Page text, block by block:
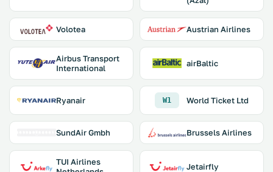
Volotea Austrian Airlines
Airbus Transport
International
airBaltic
Ryanair W1 World Ticket Ltd
SundAir Gmbh Brussels Airlines
TUI Airlines
Jetairfly